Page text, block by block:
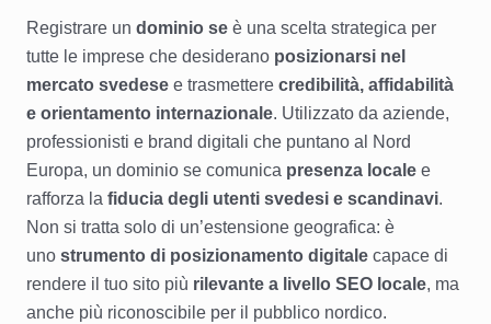
Registrare un dominio se è una scelta strategica per
tutte le imprese che desiderano posizionarsi nel
mercato svedese e trasmettere credibilità, affidabilità
e orientamento internazionale. Utilizzato da aziende,
professionisti e brand digitali che puntano al Nord
Europa, un dominio se comunica presenza locale e
rafforza la fiducia degli utenti svedesi e scandinavi.
Non si tratta solo di un’estensione geografica: è
uno strumento di posizionamento digitale capace di
rendere il tuo sito più rilevante a livello SEO locale, ma
anche più riconoscibile per il pubblico nordico.